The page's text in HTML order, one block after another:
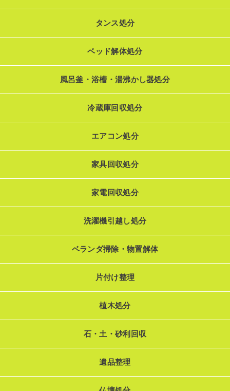
タンス処分
ベッド解体処分
風呂釜・浴槽・湯沸かし器処分
冷蔵庫回収処分
エアコン処分
家具回収処分
家電回収処分
洗濯機引越し処分
ベランダ掃除・物置解体
片付け整理
植木処分
石・土・砂利回収
遺品整理